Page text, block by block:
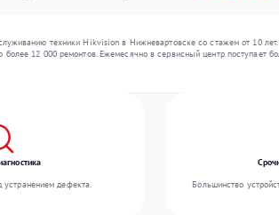
техники Hikvision в Нижневартовске со стажем от 10
12 000 ремонтов. Ежемесячно в сервисный центр поступает
дефекта.
Большинство